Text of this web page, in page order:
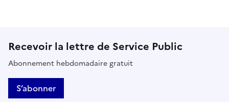
Recevoir la lettre de Service Public
Abonnement hebdomadaire gratuit
S’abonner